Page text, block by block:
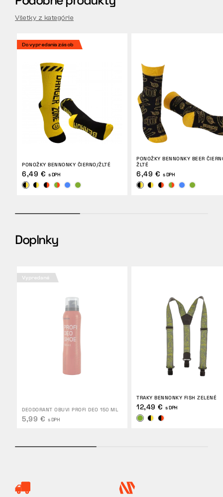
Všetky z kategórie
Do vypredania zásob
PONOŽKY BENNONKY ČIERNO/ŽLTÉ
6,49 € s DPH
PONOŽKY BENNONKY BEER
ŽLTÉ
6,49 € s DPH
Doplnky
Vypredané
DEODORANT OBUVI PROFI DEO 150 ML
5,99 € s DPH
TRAKY BENNONKY FISH ZELENÉ
12,49 € s DPH